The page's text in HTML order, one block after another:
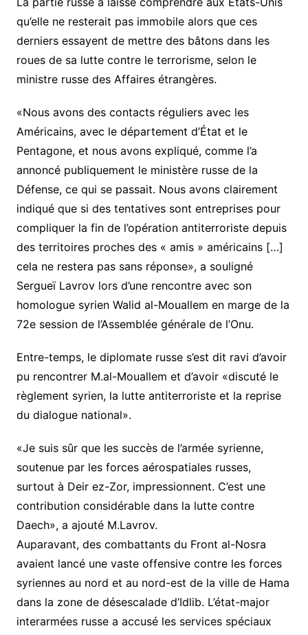
qu’elle ne resterait pas immobile alors que ces
derniers essayent de mettre des bâtons dans les
roues de sa lutte contre le terrorisme, selon le
ministre russe des Affaires étrangères.
«Nous avons des contacts réguliers avec les
Américains, avec le département d’État et le
Pentagone, et nous avons expliqué, comme l’a
annoncé publiquement le ministère russe de la
Défense, ce qui se passait. Nous avons clairement
indiqué que si des tentatives sont entreprises pour
compliquer la fin de l’opération antiterroriste depuis
des territoires proches des « amis » américains […]
cela ne restera pas sans réponse», a souligné
Sergueï Lavrov lors d’une rencontre avec son
homologue syrien Walid al-Mouallem en marge de la
72e session de l’Assemblée générale de l’Onu.
Entre-temps, le diplomate russe s’est dit ravi d’avoir
pu rencontrer M.al-Mouallem et d’avoir «discuté le
règlement syrien, la lutte antiterroriste et la reprise
du dialogue national».
«Je suis sûr que les succès de l’armée syrienne,
soutenue par les forces aérospatiales russes,
surtout à Deir ez-Zor, impressionnent. C’est une
contribution considérable dans la lutte contre
Daech», a ajouté M.Lavrov.
Auparavant, des combattants du Front al-Nosra
avaient lancé une vaste offensive contre les forces
syriennes au nord et au nord-est de la ville de Hama
dans la zone de désescalade d’Idlib. L’état-major
interarmées russe a accusé les services spéciaux